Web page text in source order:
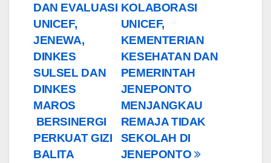
KOLABORASI
UNICEF,
KEMENTERIAN
KESEHATAN DAN
PEMERINTAH
JENEPONTO
MENJANGKAU
REMAJA TIDAK
SEKOLAH DI
JENEPONTO
DAN EVALUASI
UNICEF,
JENEWA,
DINKES
SULSEL DAN
DINKES
MAROS
BERSINERGI
PERKUAT GIZI
BALITA